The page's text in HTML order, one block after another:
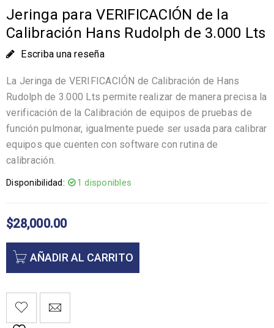
Jeringa para VERIFICACIÓN de la
Calibración Hans Rudolph de 3.000 Lts
Escriba una reseña
La Jeringa de VERIFICACIÓN de Calibración de Hans
Rudolph de 3.000 Lts permite realizar de manera precisa la
verificación de la Calibración de equipos de pruebas de
función pulmonar, igualmente puede ser usada para calibrar
equipos que cuenten con software con rutina de
calibración.
Disponibilidad: 1 disponibles
$28,000.00
AÑADIR AL CARRITO